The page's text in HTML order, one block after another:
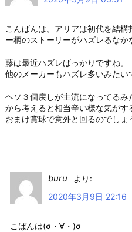
こんばんは。アリアは初代を結
ー柄のストーリーがハズレるな
藤は最近ハズレばっかりですね。
他のメーカーもハズレ多いみた
ヘソ３個戻しが主流になってる
から考えると相当辛い様な気が
おまけ賞球で意外と回るのでし
buru
より:
2020年3月9日 22:16
こばんは(σ・∀・)σ